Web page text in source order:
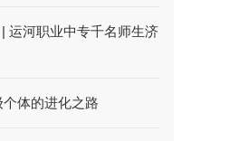
运河职业中专千名师生济
个体的进化之路